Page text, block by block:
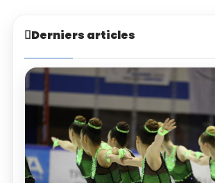
Derniers articles